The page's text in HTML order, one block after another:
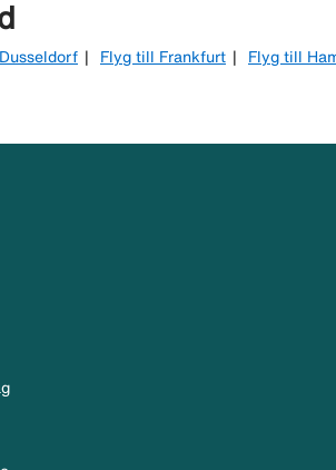
Flyg till Frankfurt Flyg till